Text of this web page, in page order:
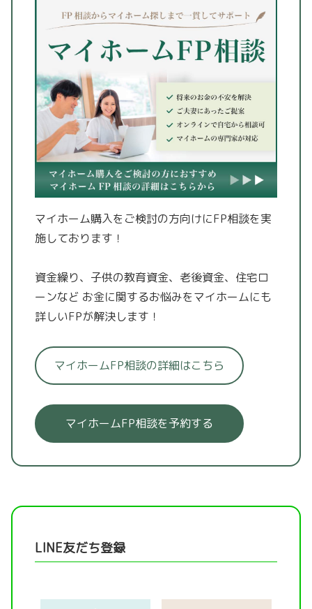
マイホーム購入をご検討の方向けにFP相談を実
施しております！
資金繰り、子供の教育資金、老後資金、住宅ロ
ーンなど お金に関するお悩みをマイホームにも
詳しいFPが解決します！
マイホームFP相談の詳細はこちら
マイホームFP相談を予約する
LINE友だち登録